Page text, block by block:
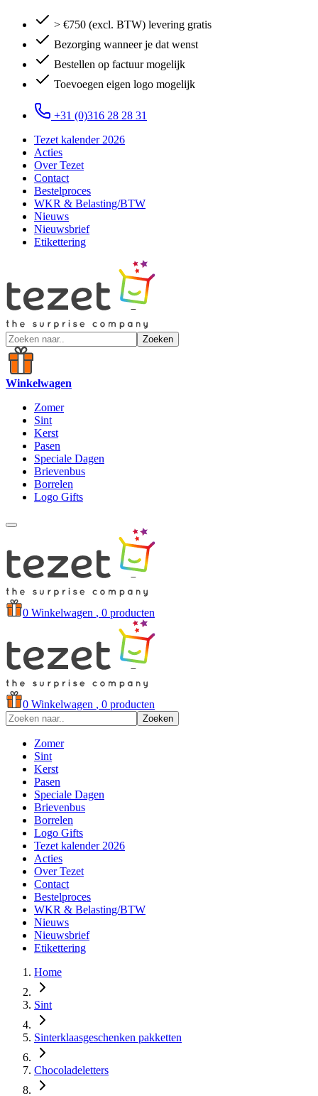
> €750 (excl. BTW) levering gratis
Bezorging wanneer je dat wenst
Bestellen op factuur mogelijk
Toevoegen eigen logo mogelijk
+31 (0)316 28 28 31
Tezet kalender 2026
Acties
Over Tezet
Contact
Bestelproces
WKR & Belasting/BTW
Nieuws
Nieuwsbrief
Etikettering
Zoeken
Winkelwagen
Zomer
Sint
Kerst
Pasen
Speciale Dagen
Brievenbus
Borrelen
Logo Gifts
0 Winkelwagen , 0 producten
0 Winkelwagen , 0 producten
Zoeken
Zomer
Sint
Kerst
Pasen
Speciale Dagen
Brievenbus
Borrelen
Logo Gifts
Tezet kalender 2026
Acties
Over Tezet
Contact
Bestelproces
WKR & Belasting/BTW
Nieuws
Nieuwsbrief
Etikettering
Home
Sint
Sinterklaasgeschenken pakketten
Chocoladeletters